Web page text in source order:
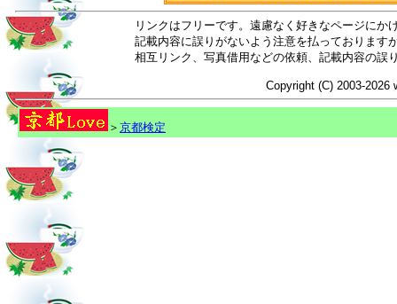
リンクはフリーです。遠慮なく好きなページに
記載内容に誤りがないよう注意を払っております
相互リンク、写真借用などの依頼、記載内容の誤
Copyright (C) 2003-2026
＞ 京都検定